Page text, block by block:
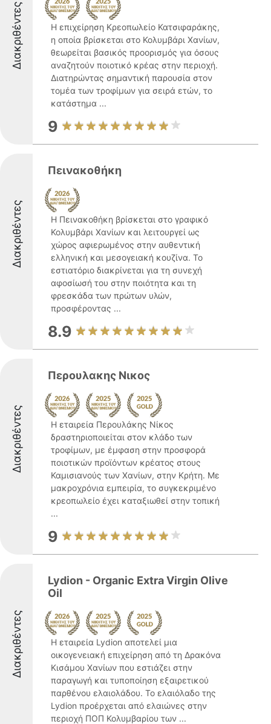
Διακριθέντες
Η επιχείρηση Κρεοπωλείο Κατσιφαράκης,
η οποία βρίσκεται στο Κολυμβάρι Χανίων,
θεωρείται βασικός προορισμός για όσους
αναζητούν ποιοτικό κρέας στην περιοχή.
Διατηρώντας σημαντική παρουσία στον
τομέα των τροφίμων για σειρά ετών, το
κατάστημα ...
9
Διακριθέντες
Πεινακοθήκη
Η Πεινακοθήκη βρίσκεται στο γραφικό
Κολυμβάρι Χανίων και λειτουργεί ως
χώρος αφιερωμένος στην αυθεντική
ελληνική και μεσογειακή κουζίνα. Το
εστιατόριο διακρίνεται για τη συνεχή
αφοσίωσή του στην ποιότητα και τη
φρεσκάδα των πρώτων υλών,
προσφέροντας ...
8.9
Διακριθέντες
Περουλακης Νικος
Η εταιρεία Περουλάκης Νίκος
δραστηριοποιείται στον κλάδο των
τροφίμων, με έμφαση στην προσφορά
ποιοτικών προϊόντων κρέατος στους
Καμισιανούς των Χανίων, στην Κρήτη. Με
μακροχρόνια εμπειρία, το συγκεκριμένο
κρεοπωλείο έχει καταξιωθεί στην τοπική
...
9
Διακριθέντες
Lydion - Organic Extra Virgin Olive
Oil
Η εταιρεία Lydion αποτελεί μια
οικογενειακή επιχείρηση από τη Δρακόνα
Κισάμου Χανίων που εστιάζει στην
παραγωγή και τυποποίηση εξαιρετικού
παρθένου ελαιολάδου. Το ελαιόλαδο της
Lydion προέρχεται από ελαιώνες στην
περιοχή ΠΟΠ Κολυμβαρίου των ...